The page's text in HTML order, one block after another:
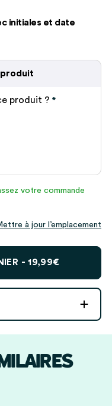
initiales et date
produit
produit ? *
votre commande
à jour l’emplacement
- 19,99€